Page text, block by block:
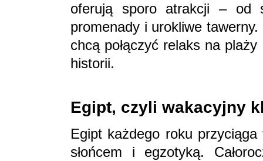
oferują sporo atrakcji – od
promenady i urokliwe
chcą połączyć relaks na
historii.
Egipt, czyli wakacyjny
Egipt każdego roku
słońcem i egzotyką.